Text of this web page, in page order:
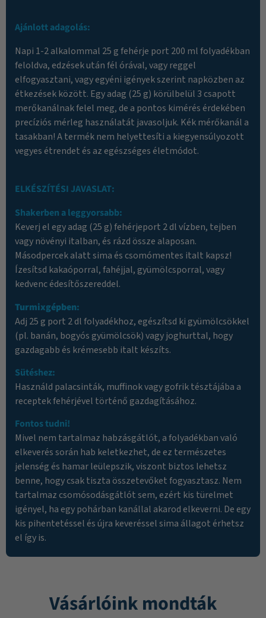
Ajánlott adagolás:
Napi 1-2 alkalommal 25 g fehérje port 200 ml folyadékban
feloldva, edzések után fél órával, vagy reggel
elfogyasztani, vagy egyéni igények szerint napközben az
étkezések között. Egy adag (25 g) körülbelül 3 csapott
merőkanálnak felel meg, de a pontos kimérés érdekében
precíziós mérleg használatát javasoljuk. Kék mérőkanál a
tasakban! A termék nem helyettesíti a kiegyensúlyozott
vegyes étrendet és az egészséges életmódot.
ELKÉSZÍTÉSI JAVASLAT:
Shakerben a leggyorsabb:
Keverj el egy adag (25 g) fehérjeport 2 dl vízben, tejben
vagy növényi italban, és rázd össze alaposan.
Másodpercek alatt sima és csomómentes italt kapsz!
Ízesítsd kakaóporral, fahéjjal, gyümölcsporral, vagy
kedvenc édesítőszereddel.
Turmixgépben:
Adj 25 g port 2 dl folyadékhoz, egészítsd ki gyümölcsökkel
(pl. banán, bogyós gyümölcsök) vagy joghurttal, hogy
gazdagabb és krémesebb italt készíts.
Sütéshez:
Használd palacsinták, muffinok vagy gofrik tésztájába a
receptek fehérjével történő gazdagításához.
Fontos tudni!
Mivel nem tartalmaz habzásgátlót, a folyadékban való
elkeverés során hab keletkezhet, de ez természetes
jelenség és hamar leülepszik, viszont biztos lehetsz
benne, hogy csak tiszta összetevőket fogyasztasz. Nem
tartalmaz csomósodásgátlót sem, ezért kis türelmet
igényel, ha egy pohárban kanállal akarod elkeverni. De egy
kis pihentetéssel és újra keveréssel sima állagot érhetsz
el így is.
Vásárlóink mondták